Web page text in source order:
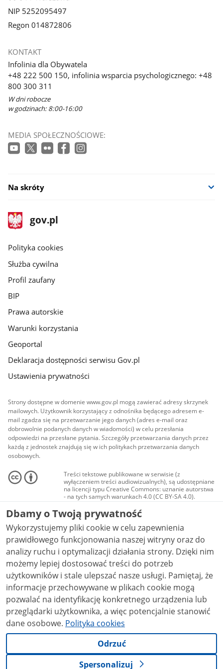
NIP 5252095497
Regon 014872806
KONTAKT
Infolinia dla Obywatela
+48 222 500 150, infolinia wsparcia psychologicznego: +48
800 300 311
W dni robocze
w godzinach: 8:00-16:00
MEDIA SPOŁECZNOŚCIOWE:
Na skróty
stopka
gov.pl
Strona
gov.pl
gov.pl
Polityka cookies
Służba cywilna
Profil zaufany
BIP
Prawa autorskie
Warunki korzystania
Geoportal
Deklaracja dostępności serwisu Gov.pl
Ustawienia prywatności
Strony dostępne w domenie www.gov.pl mogą zawierać adresy skrzynek
mailowych. Użytkownik korzystający z odnośnika będącego adresem e-
mail zgadza się na przetwarzanie jego danych (adres e-mail oraz
dobrowolnie podanych danych w wiadomości) w celu przesłania
odpowiedzi na przesłane pytania. Szczegóły przetwarzania danych przez
każdą z jednostek znajdują się w ich politykach przetwarzania danych
osobowych.
Treści tekstowe publikowane w serwisie (z
wyłączeniem treści audiowizualnych), są udostępniane
na licencji typu Creative Commons: uznanie autorstwa
- na tych samych warunkach 4.0 (CC BY-SA 4.0).
Materiały audiowizualne, w tym zdjęcia, materiały
audio i wideo, są udostępniane na licencji typu
Creative Commons: uznanie autorstwa użycie
niekomercyjne - bez utworów zależnych 4.0 (CC BY-
NC-ND 4.0), o ile nie jest to stwierdzone inaczej.
Dbamy o Twoją prywatność
Wykorzystujemy pliki cookie w celu zapewnienia
prawidłowego funkcjonowania naszej witryny oraz do
analizy ruchu i optymalizacji działania strony. Dzięki nim
możemy lepiej dostosować treści do potrzeb
użytkowników i stale ulepszać nasze usługi. Pamiętaj, że
informacje przechowywane w plikach cookie mogą
pozwalać na identyfikację konkretnego urządzenia lub
przeglądarki użytkownika, a więc potencjalnie stanowić
dane osobowe. Polityka cookies
Odrzuć
Spersonalizuj